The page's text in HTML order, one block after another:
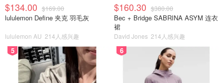
$134.00 $169.00
lululemon Define 夹克 羽毛灰
lululemon AU 214人感兴趣
$160.30 $380.00
Bec + Bridge SABRINA ASYM 连衣
裙
David Jones 214人感兴趣
5 6